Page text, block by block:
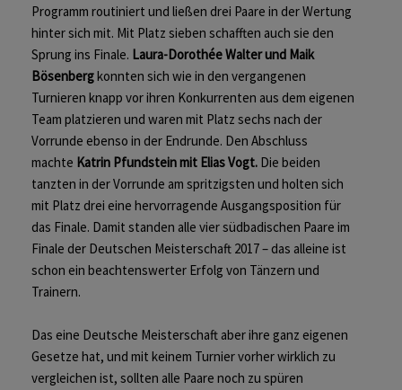
Programm routiniert und ließen drei Paare in der Wertung
hinter sich mit. Mit Platz sieben schafften auch sie den
Sprung ins Finale. Laura-Dorothée Walterund Maik
Bösenbergkonnten sich wie in den vergangenen
Turnieren knapp vor ihren Konkurrenten aus dem eigenen
Team platzieren und waren mit Platz sechs nach der
Vorrunde ebenso in der Endrunde. Den Abschluss
machte Katrin Pfundsteinmit Elias Vogt. Die beiden
tanzten in der Vorrunde am spritzigsten und holten sich
mit Platz drei eine hervorragende Ausgangsposition für
das Finale. Damit standen alle vier südbadischen Paare im
Finale der Deutschen Meisterschaft 2017 – das alleine ist
schon ein beachtenswerter Erfolg von Tänzern und
Trainern.
Das eine Deutsche Meisterschaft aber ihre ganz eigenen
Gesetze hat, und mit keinem Turnier vorher wirklich zu
vergleichen ist, sollten alle Paare noch zu spüren